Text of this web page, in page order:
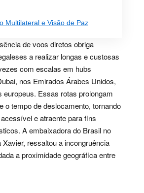
Multilateral e Visão de Paz
de voos diretos obriga
a realizar longas e custosas
com escalas em hubs
nos Emirados Árabes Unidos,
europeus. Essas rotas prolongam
o tempo de deslocamento, tornando
e atraente para fins
A embaixadora do Brasil no
Xavier, ressaltou a incongruência
a proximidade geográfica entre